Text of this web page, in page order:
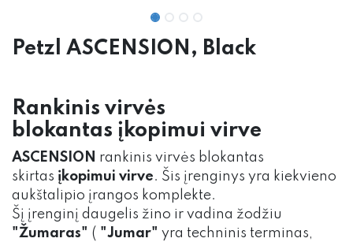
Petzl ASCENSION, Black
Rankinis virvės
blokantas įkopimui virve
ASCENSION rankinis virvės blokantas
skirtas įkopimui virve. Šis įrenginys yra kiekvieno
aukštalipio įrangos komplekte.
Šį įrenginį daugelis žino ir vadina žodžiu
"Žumaras" ( "Jumar" yra techninis terminas,